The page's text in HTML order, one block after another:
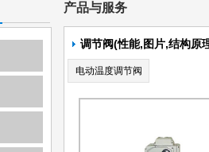
产品与服务
调节阀(性能,图片,结构原
电动温度调节阀